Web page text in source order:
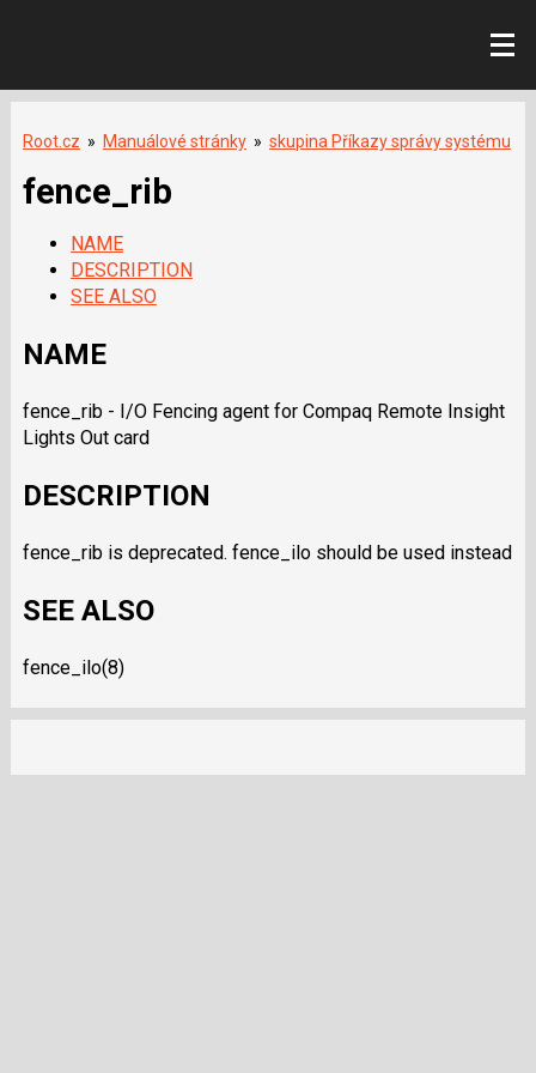
Root.cz » Manuálové stránky » skupina Příkazy správy systému
fence_rib
NAME
DESCRIPTION
SEE ALSO
NAME
fence_rib - I/O Fencing agent for Compaq Remote Insight
Lights Out card
DESCRIPTION
fence_rib is deprecated. fence_ilo should be used instead
SEE ALSO
fence_ilo(8)